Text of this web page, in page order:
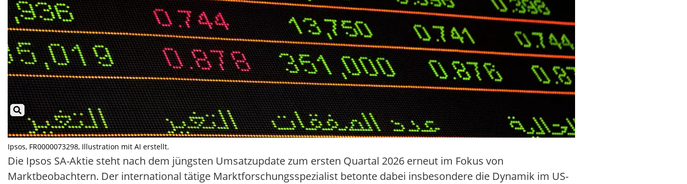
Ipsos, FR0000073298, Illustration mit AI erstellt.
Die Ipsos SA-Aktie steht nach dem jüngsten Umsatzupdate zum ersten Quartal 2026 erneut im Fokus von
Marktbeobachtern. Der international tätige Marktforschungsspezialist betonte dabei insbesondere die Dynamik im US-